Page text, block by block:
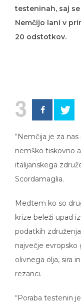
testeninah, saj
Nemčijo lani v
20 odstotkov.
3
“Nemčija je za
nemško tiskovno
italijanskega
Scordamaglia.
Medtem ko so
krize beleži upad
podatkih
največje evropsko
olivnega olja, sira
rezanci.
“Poraba testenin